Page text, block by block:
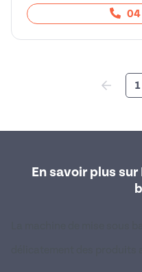
04
1
En savoir plus